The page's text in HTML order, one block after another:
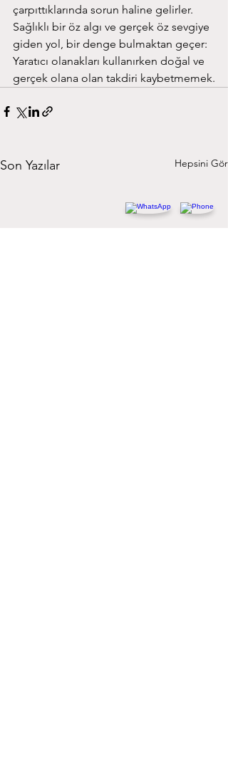
çarpıttıklarında sorun haline gelirler.
Sağlıklı bir öz algı ve gerçek öz sevgiye
giden yol, bir denge bulmaktan geçer:
Yaratıcı olanakları kullanırken doğal ve
gerçek olana olan takdiri kaybetmemek.
Son Yazılar Hepsini Gör